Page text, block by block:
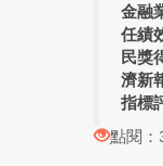
金融
任績
民獎
濟新
指標
點閱